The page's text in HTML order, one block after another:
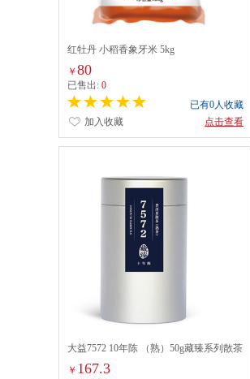
红牡丹 小稻香象牙米 5kg
￥ 80
已售出: 0
已有0人收藏
点击查看
加入收藏
大益7572 10年陈 （熟）50g藏臻系列散茶
￥ 167.3